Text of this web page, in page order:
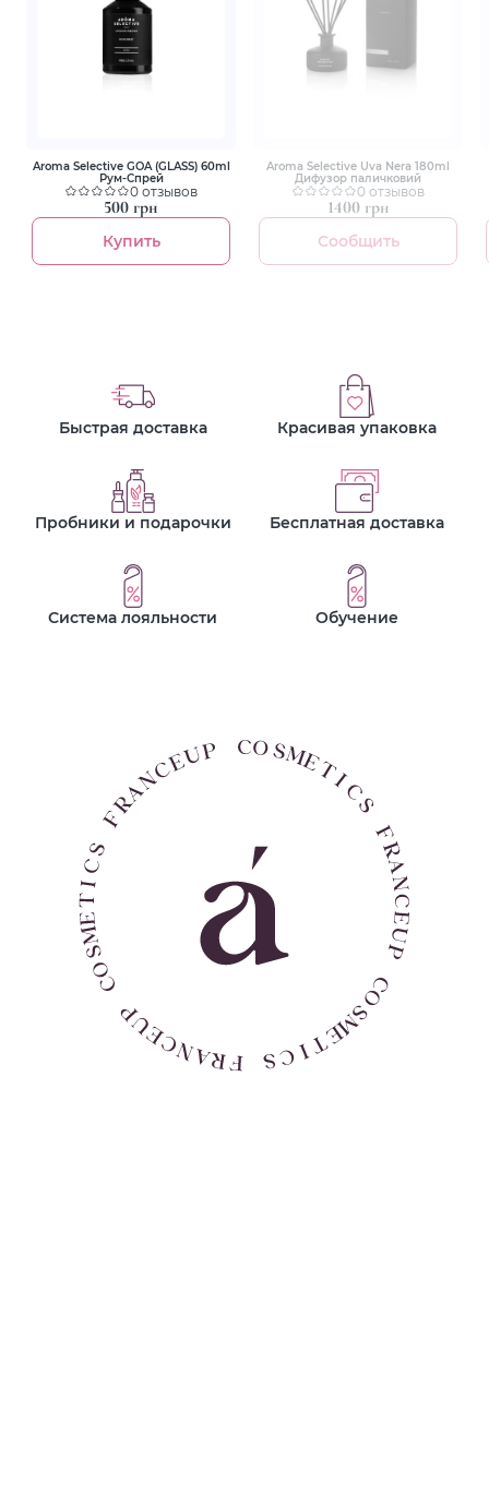
Aroma Selective GOA (GLASS) 60ml
Рум-Спрей
0 отзывов
500 грн
Купить
Aroma Selective Uva Nera 180ml
Дифузор паличковий
0 отзывов
1400 грн
Сообщить
Быстрая доставка Красивая упаковка
Пробники и подарочки Бесплатная доставка
Система лояльности Обучение